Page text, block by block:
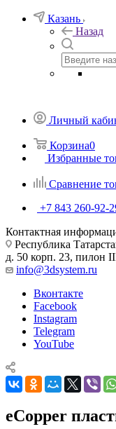
Казань
Назад
Личный
Корзина0
Избранные
Сравнение
+7 843 260-92-
Контактная
Республика
д. 50 корп. 23, пилон
info@3dsystem.ru
Вконтакте
Facebook
Instagram
Telegram
YouTube
eCopper